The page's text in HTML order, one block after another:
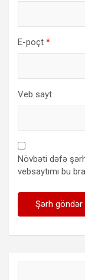
E-poçt *
Veb sayt
Növbəti dəfə
vebsaytımı bu